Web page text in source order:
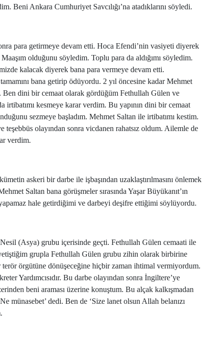
Beni Ankara Cumhuriyet Savcılığı’na atadıklarını söyledi.
para getirmeye devam etti. Hoca Efendi’nin vasiyeti diyerek
olduğunu söyledim. Toplu para da aldığımı söyledim.
kalacak diyerek bana para vermeye devam etti.
tamamını bana getirip ödüyordu. 2 yıl öncesine kadar Mehmet
Ben dini bir cemaat olarak gördüğüm Fethullah Gülen ve
irtibatımı kesmeye karar verdim. Bu yapının dini bir cemaat
sezmeye başladım. Mehmet Saltan ile irtibatımı kestim.
teşebbüs olayından sonra vicdanen rahatsız oldum. Ailemle de
verdim.
askeri bir darbe ile işbaşından uzaklaştırılmasını önlemek
Saltan bana görüşmeler sırasında Yaşar Büyükanıt’ın
yapamaz hale getirdiğimi ve darbeyi deşifre ettiğimi söylüyordu.
(Asya) grubu içerisinde geçti. Fethullah Gülen cemaati ile
grupla Fethullah Gülen grubu zihin olarak birbirine
örgütüne dönüşeceğine hiçbir zaman ihtimal vermiyordum.
Yardımcısıdır. Bu darbe olayından sonra İngiltere’ye
beni araması üzerine konuştum. Bu alçak kalkışmadan
münasebet’ dedi. Ben de ‘Size lanet olsun Allah belanızı